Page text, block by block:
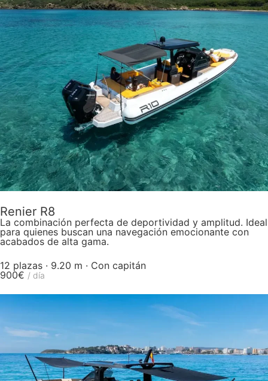
Renier R8
La combinación perfecta de deportividad y amplitud. Ideal
para quienes buscan una navegación emocionante con
acabados de alta gama.
12 plazas · 9.20 m · Con capitán
900€ / día